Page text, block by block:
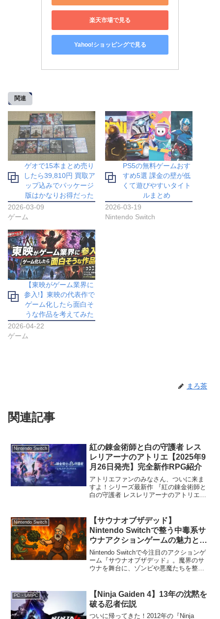
楽天市場で見る
Yahoo!ショッピングで見る
関連
ゲオで15本まとめ売り
したら39,810円 買取ア
ップ込みでパッケージ
版はかなりお得だった
2026-03-09
ゲーム
PS5の無料ゲームおす
すめ5選 課金の壁が低
くて遊びやすいタイト
ルまとめ
2026-03-19
Nintendo Switch
【東映がゲーム業界に
参入!】東映の代表作で
ゲーム化したら面白そ
うな作品を考えてみた
2026-04-22
ゲーム
まろ茶
関連記事
Nintendo Switch
紅の錬金術師と白の守護者 レス
レリアーナのアトリエ【2025年9
月26日発売】完全新作RPG紹介
アトリエファンのみなさん、ついに来ま
すよ！シリーズ最新作 『紅の錬金術師と
白の守護者 レスレリアーナのアトリエ』
ターナ大陸」が舞台なんですが、ストー
リーは完全新...
Nintendo Switch
【サウナオブザデッド】
Nintendo Switchで整う中毒系サ
ウナアクションゲームの魅力と遊
び方まとめ
Nintendo Switchで今注目のアクションゲ
ーム『サウナオブザデッド』。魔界のサ
ウナを舞台に、ゾンビや悪魔たちを整え
らではの魅力やゲームシステム、初心
者...
PC・UMPC
【Ninja Gaiden 4】13年の沈黙を
破る忍者伝説
ついに帰ってきた！2012年の『Ninja